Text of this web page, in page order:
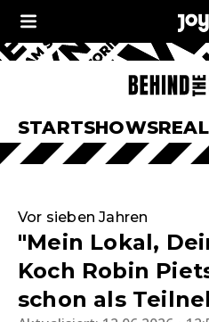
STARTSHOWS
Vor sieben Jahren
"Mein Lokal,
Koch Robin
schon als